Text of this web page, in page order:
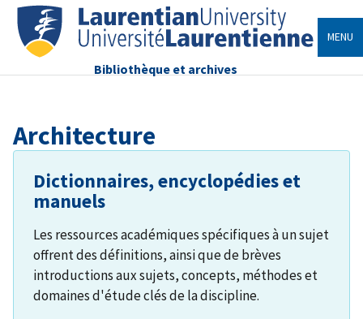
Bibliothèque et archives
MENU
Architecture
Dictionnaires, encyclopédies et
manuels
Les ressources académiques spécifiques à un sujet
offrent des définitions, ainsi que de brèves
introductions aux sujets, concepts, méthodes et
domaines d'étude clés de la discipline.